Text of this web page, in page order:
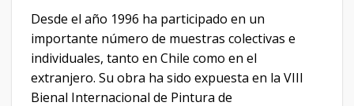
Desde el año 1996 ha participado en un
importante número de muestras colectivas e
individuales, tanto en Chile como en el
extranjero. Su obra ha sido expuesta en la VIII
Bienal Internacional de Pintura de